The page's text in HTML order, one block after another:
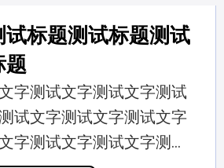
标题测试标题测试
题
字测试文字测试文字测试
试文字测试文字测试文字
字测试文字测试文字测试